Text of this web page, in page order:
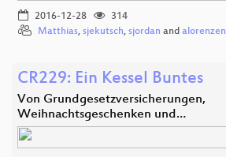
2016-12-28
314
Matthias, sjekutsch, sjordan and alorenzen
CR229: Ein Kessel Buntes
Von Grundgesetzversicherungen,
Weihnachtsgeschenken und…